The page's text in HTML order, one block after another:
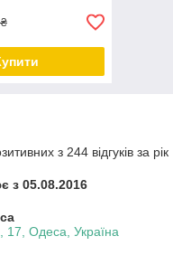
з 244 відгуків за рік
з 05.08.2016
17, Одеса, Україна